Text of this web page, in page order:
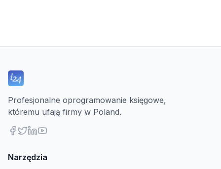
Profesjonalne oprogramowanie księgowe,
któremu ufają firmy w Poland.
Narzędzia